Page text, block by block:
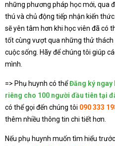
những phương pháp học mới, qua
thú và chủ động tiếp nhận kiến
sẽ yên tâm hơn khi học viên đã có
tốt cùng vượt qua những thử
cuộc sống. Hãy để chúng tôi giúp
mình.
=> Phụ huynh có thểĐăng ký ngay
riêng cho 100 người đầu tiên tại
có thể gọi đến chúng tôi 090 333
thêm nhiều thông tin chi tiết hơn.
Nếu phụ huynh muốn tìm hiểu